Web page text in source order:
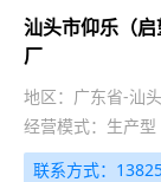
汕头市仰乐（
厂
地区：广东省-汕
经营模式：生产型
联系方式：